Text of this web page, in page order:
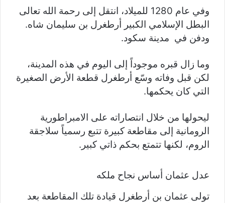
وفي عام 1280 للميلاد، انتقل إلى رحمة الله تعالى
البطل الإسلامي الكبير أرطغرل بن سليمان شاه.
ودفن في مدينة سكود.
وما زال قبره موجوداً إلى اليوم في هذه المدينة،
لكن قبل وفاته وسّع أرطغرل قطعة الأرض الصغيرة
التي كان يحكمها.
ليحولها من خلال انتصاراته على الامبراطورية
الرومانية إلى مقاطعة كبيرة تتبع رسمياً سلاجقة
الروم، لكنها تتمتع بحكم ذاتي كبير.
عدل عثمان أساس نجاح ملكه
تولى عثمان بن أرطغرل قيادة تلك المقاطعة بعد